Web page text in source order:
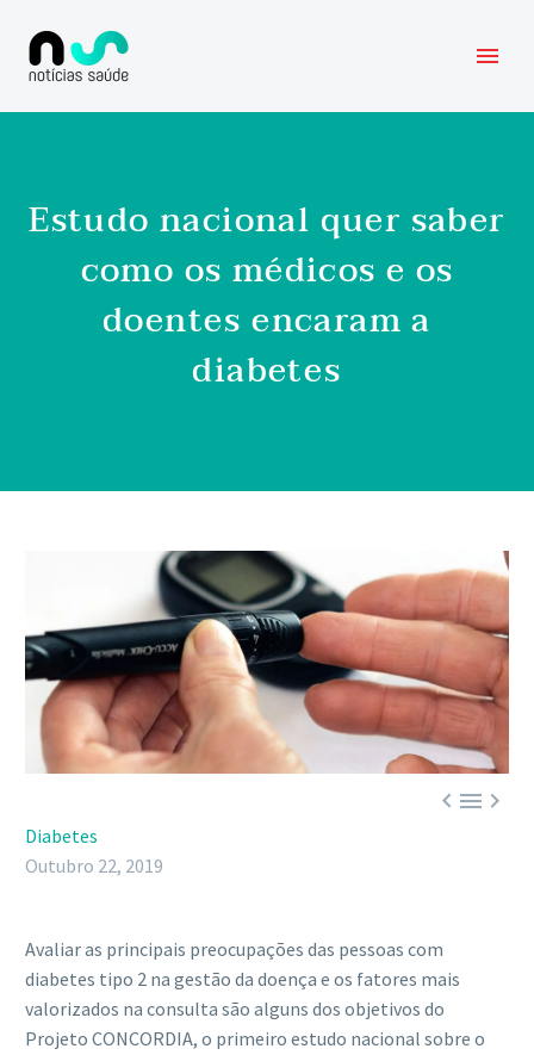
Estudo nacional quer saber
como os médicos e os
doentes encaram a
diabetes

Diabetes
Outubro 22, 2019
Avaliar as principais preocupações das pessoas com
diabetes tipo 2 na gestão da doença e os fatores mais
valorizados na consulta são alguns dos objetivos do
Projeto CONCORDIA, o primeiro estudo nacional sobre o